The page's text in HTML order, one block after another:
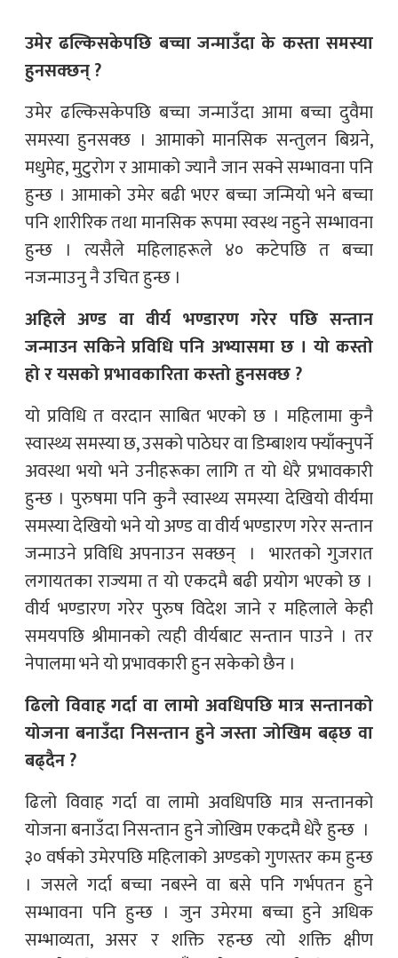
उमेर ढल्किसकेपछि बच्चा जन्माउँदा के कस्ता समस्या
हुनसक्छन् ?
उमेर ढल्किसकेपछि बच्चा जन्माउँदा आमा बच्चा दुवैमा
समस्या हुनसक्छ । आमाको मानसिक सन्तुलन बिग्रने,
मधुमेह, मुटुरोग र आमाको ज्यानै जान सक्ने सम्भावना पनि
हुन्छ । आमाको उमेर बढी भएर बच्चा जन्मियो भने बच्चा
पनि शारीरिक तथा मानसिक रूपमा स्वस्थ नहुने सम्भावना
हुन्छ । त्यसैले महिलाहरूले ४० कटेपछि त बच्चा
नजन्माउनु नै उचित हुन्छ ।
अहिले अण्ड वा वीर्य भण्डारण गरेर पछि सन्तान
जन्माउन सकिने प्रविधि पनि अभ्यासमा छ । यो कस्तो
हो र यसको प्रभावकारिता कस्तो हुनसक्छ ?
यो प्रविधि त वरदान साबित भएको छ । महिलामा कुनै
स्वास्थ्य समस्या छ, उसको पाठेघर वा डिम्बाशय फ्याँक्नुपर्ने
अवस्था भयो भने उनीहरूका लागि त यो धेरै प्रभावकारी
हुन्छ । पुरुषमा पनि कुनै स्वास्थ्य समस्या देखियो वीर्यमा
समस्या देखियो भने यो अण्ड वा वीर्य भण्डारण गरेर सन्तान
जन्माउने प्रविधि अपनाउन सक्छन् । भारतको गुजरात
लगायतका राज्यमा त यो एकदमै बढी प्रयोग भएको छ ।
वीर्य भण्डारण गरेर पुरुष विदेश जाने र महिलाले केही
समयपछि श्रीमानको त्यही वीर्यबाट सन्तान पाउने । तर
नेपालमा भने यो प्रभावकारी हुन सकेको छैन ।
ढिलो विवाह गर्दा वा लामो अवधिपछि मात्र सन्तानको
योजना बनाउँदा निसन्तान हुने जस्ता जोखिम बढ्छ वा
बढ्दैन ?
ढिलो विवाह गर्दा वा लामो अवधिपछि मात्र सन्तानको
योजना बनाउँदा निसन्तान हुने जोखिम एकदमै धेरै हुन्छ ।
३० वर्षको उमेरपछि महिलाको अण्डको गुणस्तर कम हुन्छ
। जसले गर्दा बच्चा नबस्ने वा बसे पनि गर्भपतन हुने
सम्भावना पनि हुन्छ । जुन उमेरमा बच्चा हुने अधिक
सम्भाव्यता, असर र शक्ति रहन्छ त्यो शक्ति क्षीण